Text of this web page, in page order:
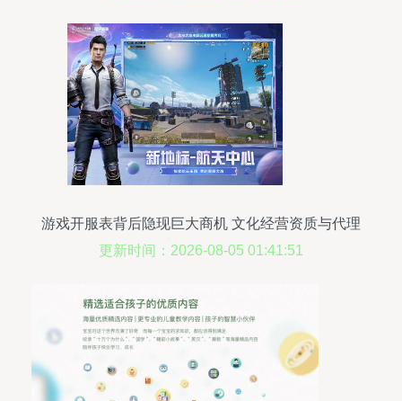
游戏开服表背后隐现巨大商机 文化经营资质与代理
加盟双驱动
更新时间：2026-08-05 01:41:51